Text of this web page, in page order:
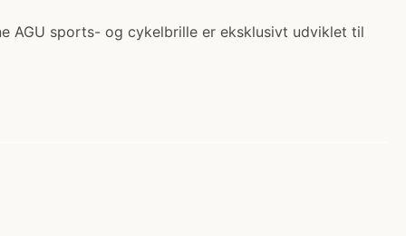
AGU sports- og cykelbrille er eksklusivt udviklet til